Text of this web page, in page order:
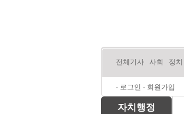
전체기사 사회 정치
· 로그인 · 회원가입
자치행정